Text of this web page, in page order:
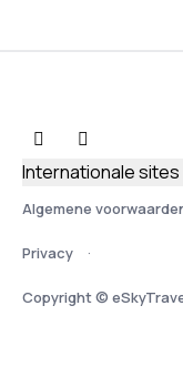
Algemene
Privacy
Copyright ©
Internationale sites